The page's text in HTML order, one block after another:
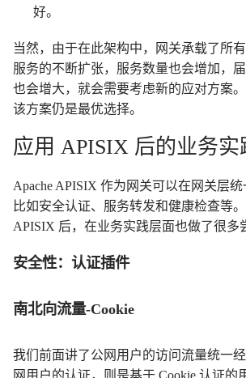
好。
当然，由于在此架构中，网关承载了所
服务的不断扩张，服务数量也会增加，
也会增大，就会需要考虑新的应对方案。
该方案仍是最优选择。
应用 APISIX 后的业务实
Apache APISIX 作为网关可以在网关层统
比如安全认证、服务转发和健康检查等
APISIX 后，在业务实践层面也做了很多
安全性：认证插件
南北向流量-Cookie
我们前面讲了公网用户的访问流量统一